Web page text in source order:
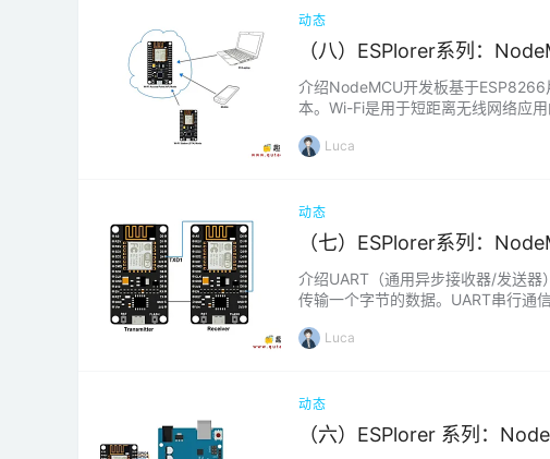
动态
（八）ESPlorer系列：
介绍NodeMCU开发板基于
本。Wi-Fi是用于短距离无线网络应
Luca
动态
（七）ESPlorer系列：
介绍UART（通用异步接收器/发送
传输一个字节的数据。UART串行通
Luca
动态
（六）ESPlorer 系列：